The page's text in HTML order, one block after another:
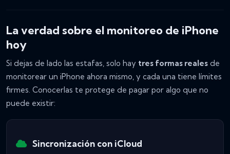
La verdad sobre el monitoreo de iPhone
hoy
Si dejas de lado las estafas, solo hay tres formas reales de
monitorear un iPhone ahora mismo, y cada una tiene límites
firmes. Conocerlas te protege de pagar por algo que no
puede existir:
Sincronización con iCloud